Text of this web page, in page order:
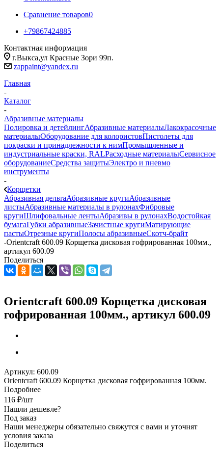
Сравнение товаров0
+79867424885
Контактная информация
г.Выкса,ул Красные Зори 99п.
zappaint@yandex.ru
Главная
-
Каталог
-
Абразивные материалы
Полировка и детейлингАбразивные материалыЛакокрасочные
материалыОборудование для колористовПистолеты для
покраски и принадлежности к нимПромышленные и
индустриальные краски, RALРасходные материалыСервисное
оборудованиеСредства защитыЭлектро и пневмо
инструменты
-
Корщетки
Абразивная дельтаАбразивные кругиАбразивные
листыАбразивные материалы в рулонахФибровые
кругиШлифовальные лентыАбразивы в рулонахВодостойкая
бумагаГубки абразивныеЗачистные кругиМатирующие
пастыОтрезные кругиПолосы абразивныеСкотч-брайт
-Orientcraft 600.09 Корщетка дисковая гофрированная 100мм.,
артикул 600.09
Поделиться
Orientcraft 600.09 Корщетка дисковая
гофрированная 100мм., артикул 600.09
Артикул: 600.09
Orientcraft 600.09 Корщетка дисковая гофрированная 100мм.
Подробнее
116 ₽/шт
Нашли дешевле?
Под заказ
Наши менеджеры обязательно свяжутся с вами и уточнят
условия заказа
Поделиться